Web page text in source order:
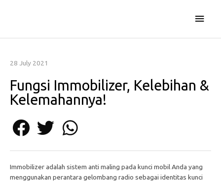
28 July 2021
Fungsi Immobilizer, Kelebihan &
Kelemahannya!
Immobilizer adalah sistem anti maling pada kunci mobil Anda yang
menggunakan perantara gelombang radio sebagai identitas kunci